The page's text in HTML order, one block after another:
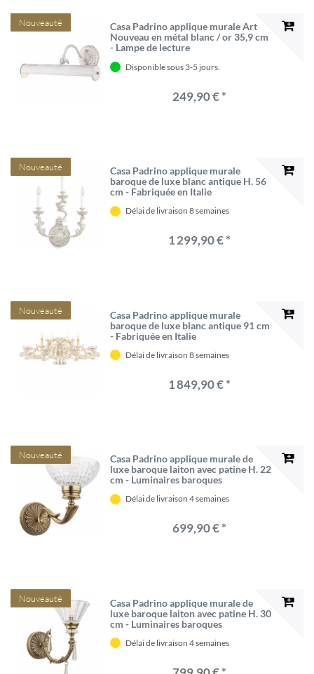
Nouveauté
Casa Padrino applique murale Art
Nouveau en métal blanc / or 35,9 cm
- Lampe de lecture
Disponible sous 3-5 jours.
249,90 € *
Nouveauté
Casa Padrino applique murale
baroque de luxe blanc antique H. 56
cm - Fabriquée en Italie
Délai de livraison 8 semaines
1 299,90 € *
Nouveauté
Casa Padrino applique murale
baroque de luxe blanc antique 91 cm
- Fabriquée en Italie
Délai de livraison 8 semaines
1 849,90 € *
Nouveauté
Casa Padrino applique murale de
luxe baroque laiton avec patine H. 22
cm - Luminaires baroques
Délai de livraison 4 semaines
699,90 € *
Nouveauté
Casa Padrino applique murale de
luxe baroque laiton avec patine H. 30
cm - Luminaires baroques
Délai de livraison 4 semaines